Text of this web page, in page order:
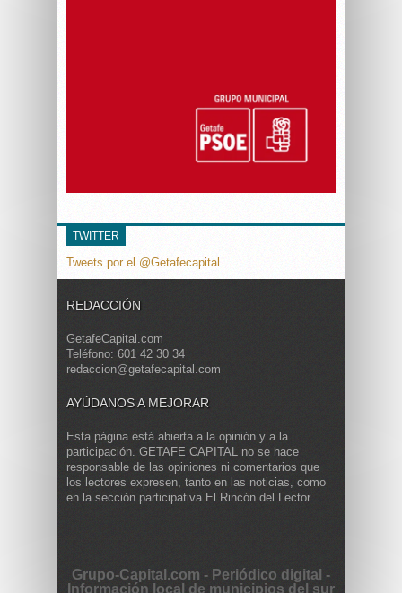
TWITTER
Tweets por el @Getafecapital.
REDACCIÓN
GetafeCapital.com
Teléfono: 601 42 30 34
redaccion@getafecapital.com
AYÚDANOS A MEJORAR
Esta página está abierta a la opinión y a la
participación. GETAFE CAPITAL no se hace
responsable de las opiniones ni comentarios que
los lectores expresen, tanto en las noticias, como
en la sección participativa El Rincón del Lector.
Grupo-Capital.com - Periódico digital -
Información local de municipios del sur